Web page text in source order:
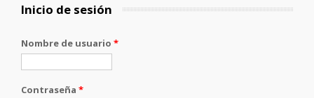
Inicio de sesión
Nombre de usuario *
Contraseña *